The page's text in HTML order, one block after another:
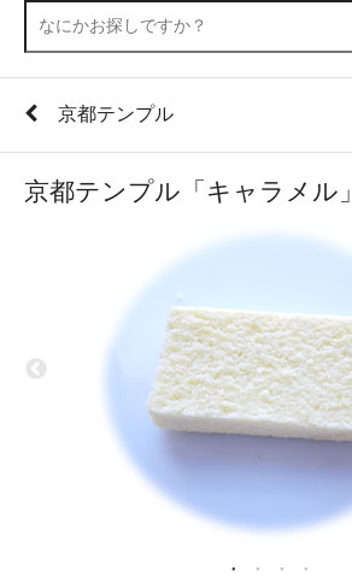
京都テンプル
京都テンプル「キャラメル」